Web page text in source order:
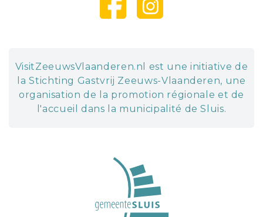
VisitZeeuwsVlaanderen.nl est une initiative de
la Stichting Gastvrij Zeeuws-Vlaanderen, une
organisation de la promotion régionale et de
l'accueil dans la municipalité de Sluis.